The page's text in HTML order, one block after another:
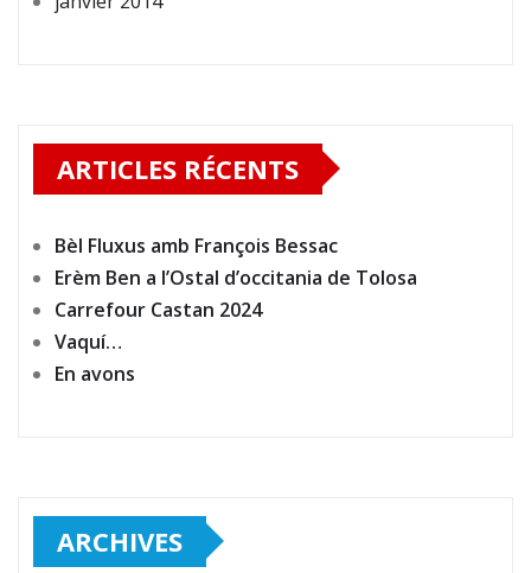
ARTICLES RÉCENTS
Bèl Fluxus amb François Bessac
Erèm Ben a l’Ostal d’occitania de Tolosa
Carrefour Castan 2024
Vaquí…
En avons
ARCHIVES